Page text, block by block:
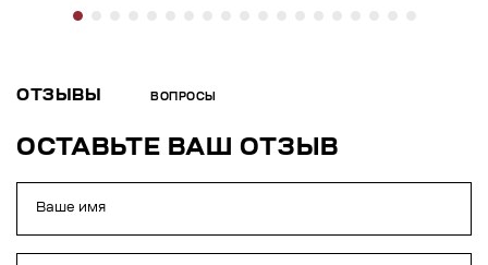
ОТЗЫВЫ ВОПРОСЫ
ОСТАВЬТЕ ВАШ ОТЗЫВ